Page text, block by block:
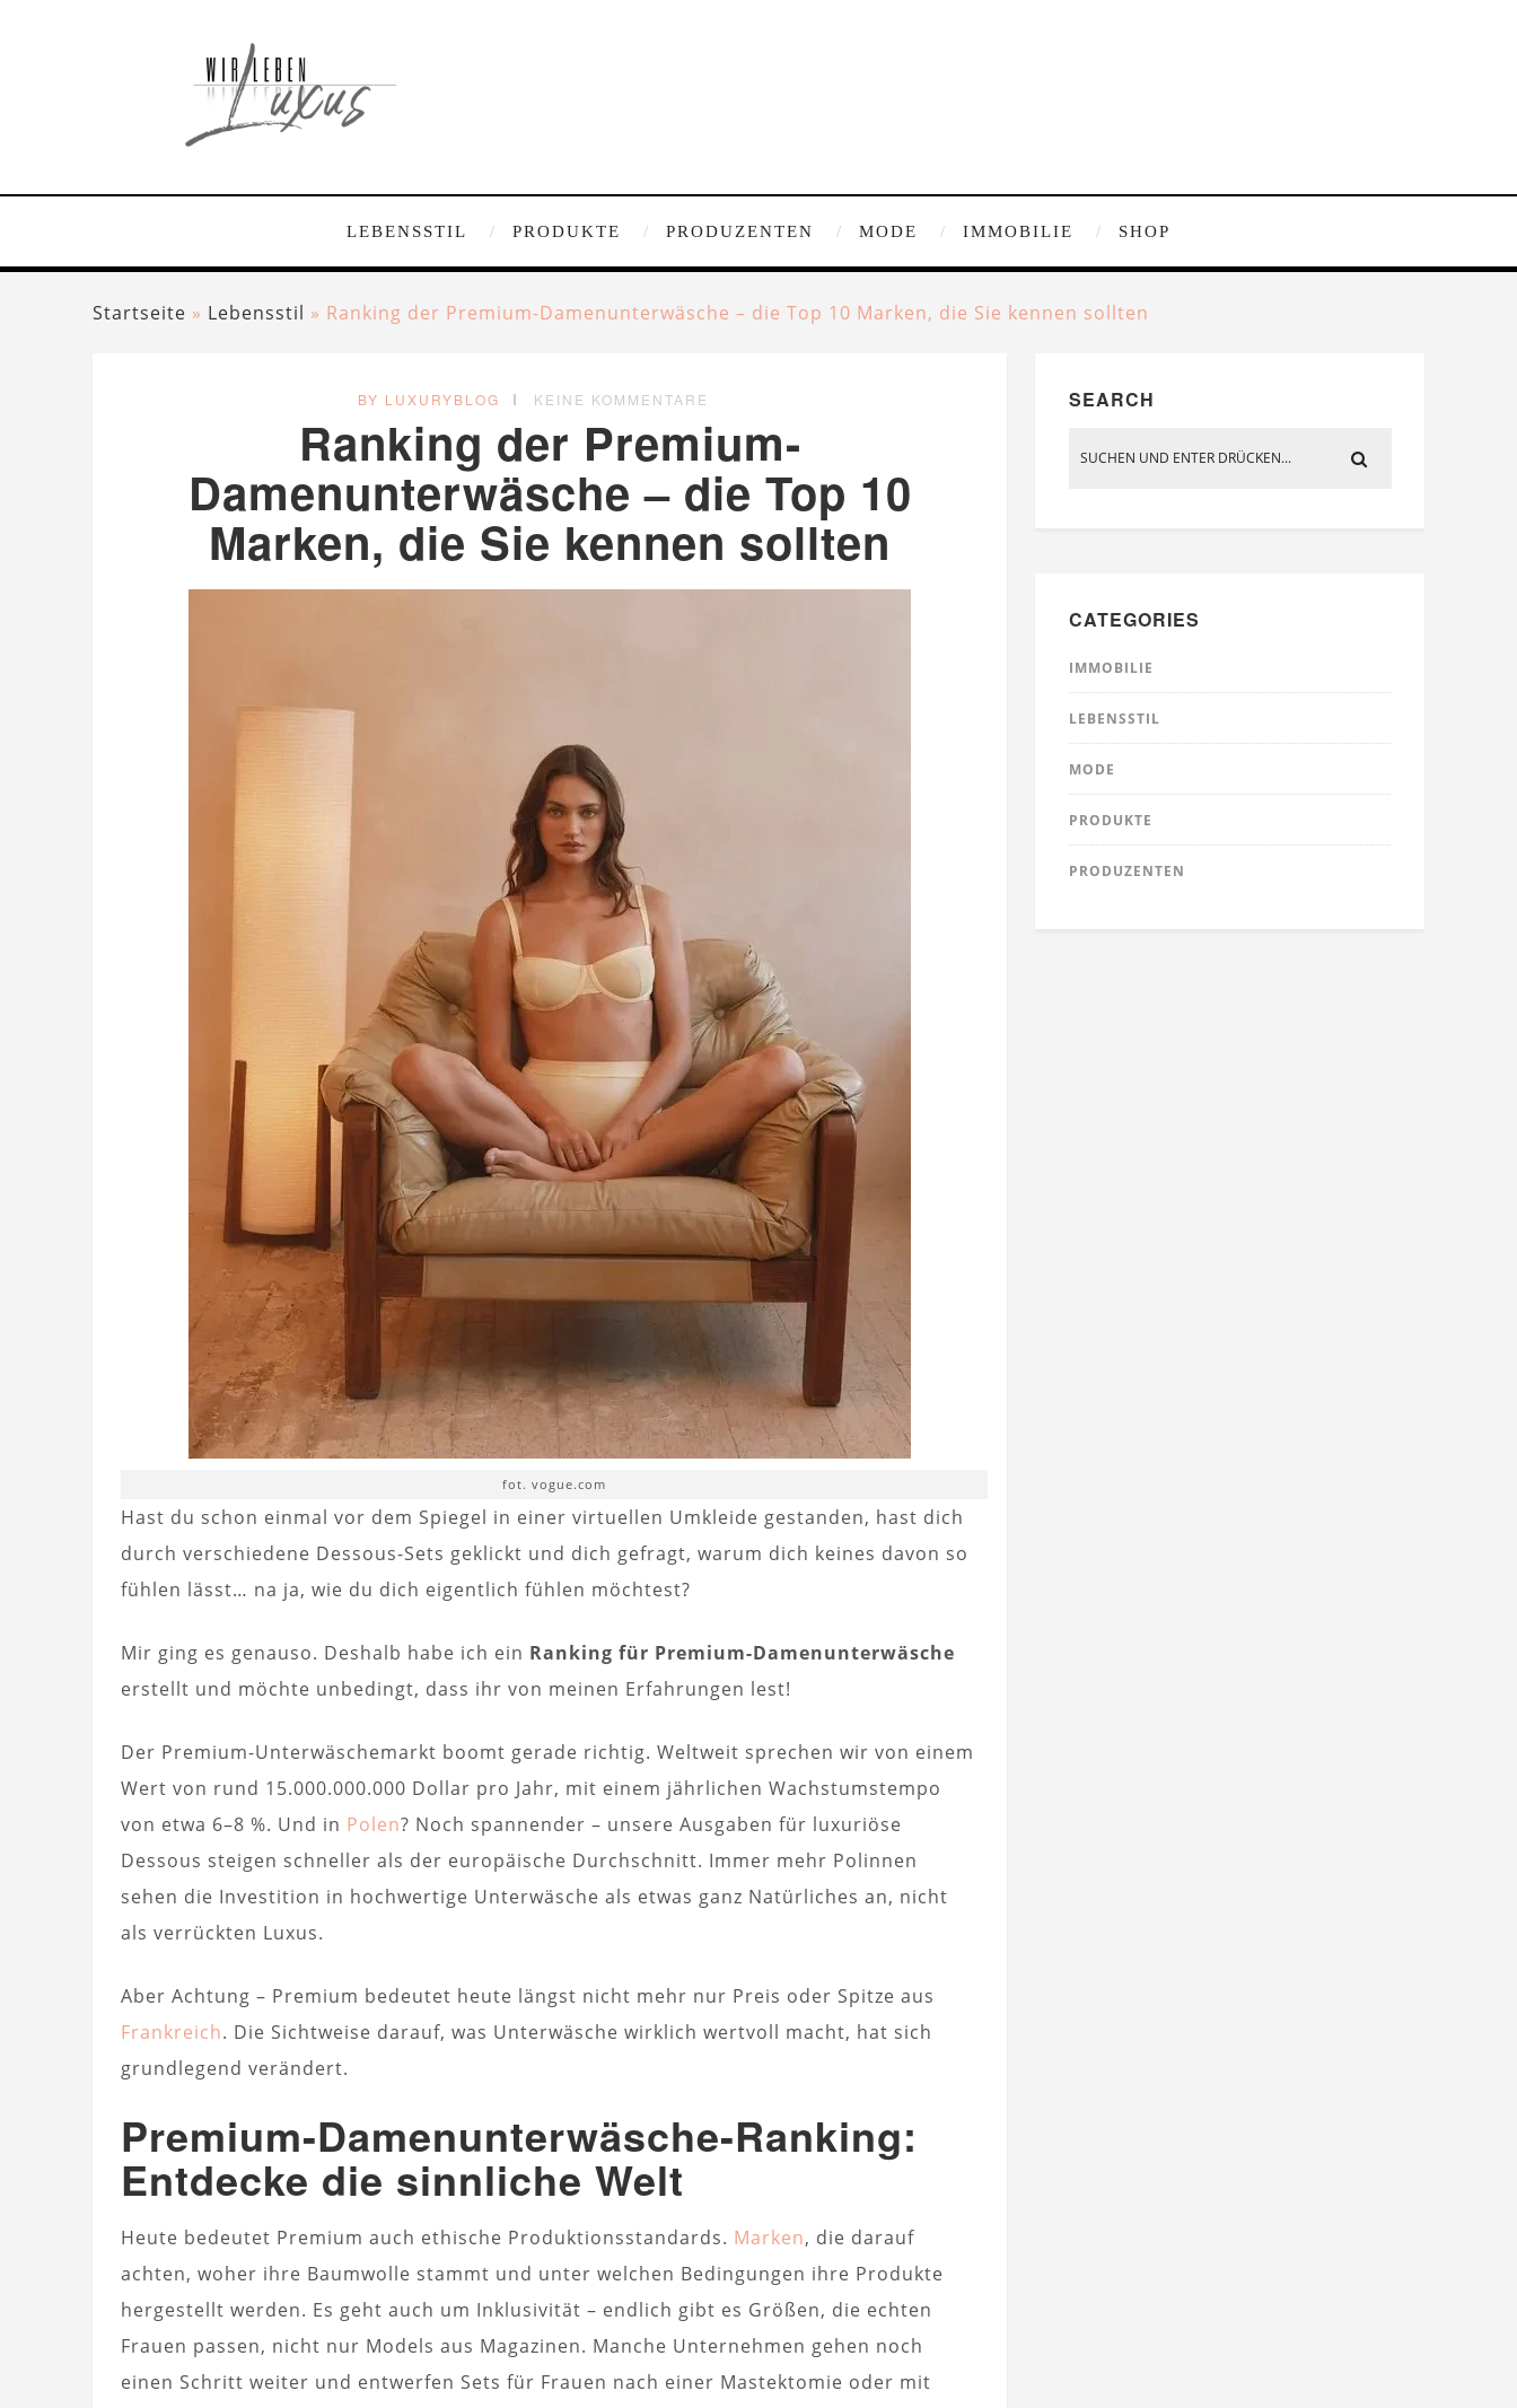
LEBENSSTIL PRODUKTE PRODUZENTEN MODE IMMOBILIE SHOP
Startseite » Lebensstil » Ranking der Premium-Damenunterwäsche – die Top 10 Marken, die Sie kennen sollten
BY LUXURYBLOG KEINE KOMMENTARE
Ranking der Premium-
Damenunterwäsche – die Top 10
Marken, die Sie kennen sollten
fot. vogue.com
Hast du schon einmal vor dem Spiegel in einer virtuellen Umkleide gestanden, hast dich
durch verschiedene Dessous-Sets geklickt und dich gefragt, warum dich keines davon so
fühlen lässt… na ja, wie du dich eigentlich fühlen möchtest?
Mir ging es genauso. Deshalb habe ich ein Ranking für Premium-Damenunterwäsche
erstellt und möchte unbedingt, dass ihr von meinen Erfahrungen lest!
Der Premium-Unterwäschemarkt boomt gerade richtig. Weltweit sprechen wir von einem
Wert von rund 15.000.000.000 Dollar pro Jahr, mit einem jährlichen Wachstumstempo
von etwa 6–8 %. Und in Polen? Noch spannender – unsere Ausgaben für luxuriöse
Dessous steigen schneller als der europäische Durchschnitt. Immer mehr Polinnen
sehen die Investition in hochwertige Unterwäsche als etwas ganz Natürliches an, nicht
als verrückten Luxus.
Aber Achtung – Premium bedeutet heute längst nicht mehr nur Preis oder Spitze aus
Frankreich. Die Sichtweise darauf, was Unterwäsche wirklich wertvoll macht, hat sich
grundlegend verändert.
Premium-Damenunterwäsche-Ranking:
Entdecke die sinnliche Welt
Heute bedeutet Premium auch ethische Produktionsstandards. Marken, die darauf
achten, woher ihre Baumwolle stammt und unter welchen Bedingungen ihre Produkte
hergestellt werden. Es geht auch um Inklusivität – endlich gibt es Größen, die echten
Frauen passen, nicht nur Models aus Magazinen. Manche Unternehmen gehen noch
einen Schritt weiter und entwerfen Sets für Frauen nach einer Mastektomie oder mit
SEARCH
CATEGORIES
IMMOBILIE
LEBENSSTIL
MODE
PRODUKTE
PRODUZENTEN